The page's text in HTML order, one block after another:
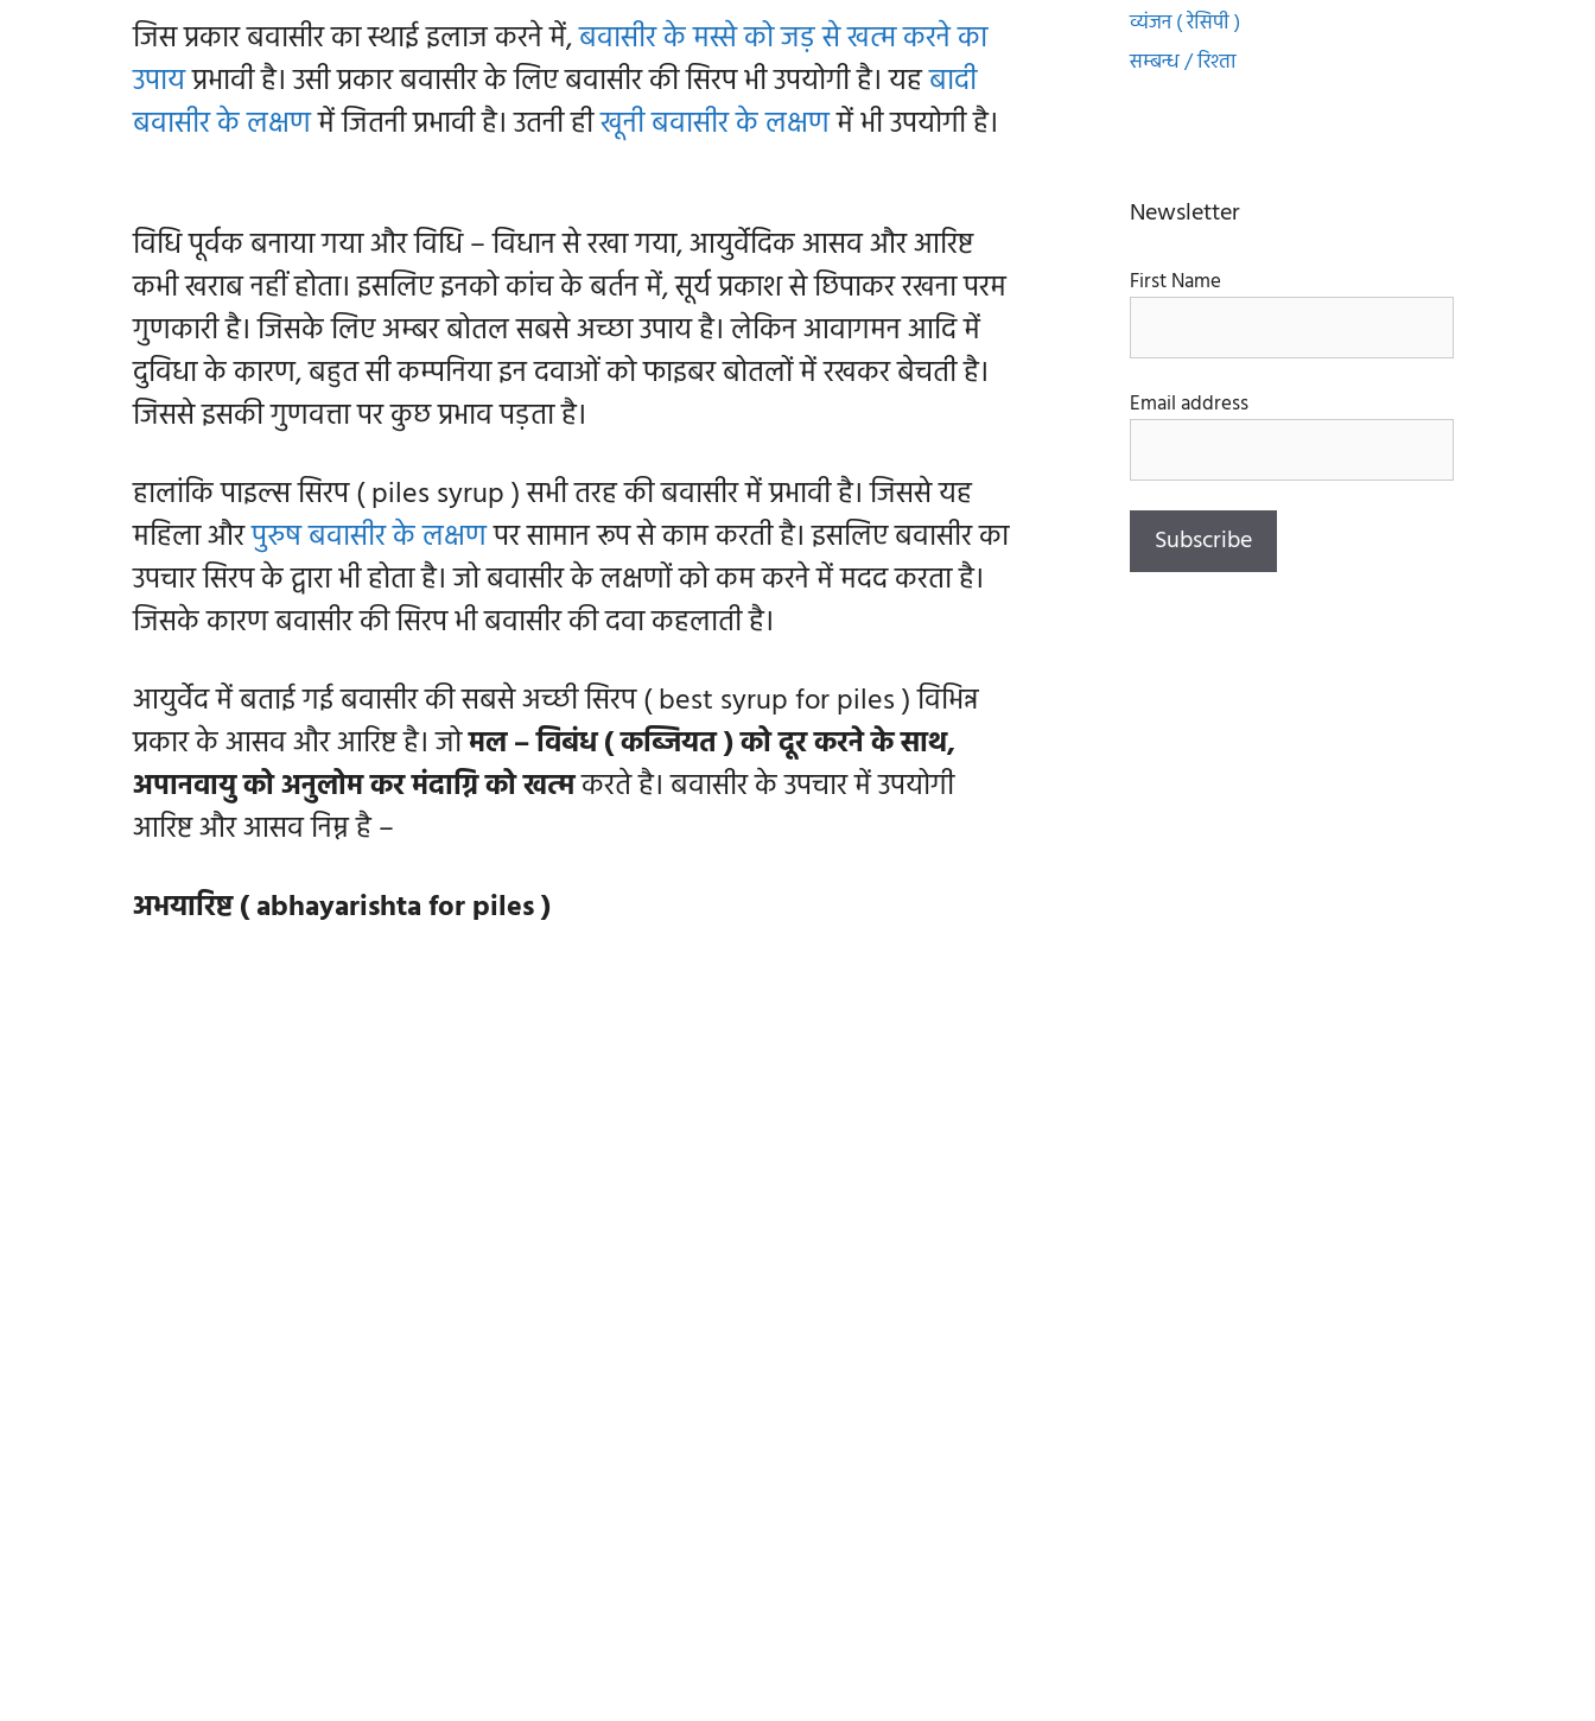
जिस प्रकार बवासीर का स्थाई इलाज करने में,बवासीर के मस्से को जड़ से खत्म करने का
उपायप्रभावी है। उसी प्रकार बवासीर के लिए बवासीर की सिरप भी उपयोगी है। यहबादी
बवासीर के लक्षणमें जितनी प्रभावी है। उतनी हीखूनी बवासीर के लक्षणमें भी उपयोगी है।
विधि पूर्वक बनाया गया और विधि – विधान से रखा गया, आयुर्वेदिक आसव और आरिष्ट
कभी खराब नहीं होता। इसलिए इनको कांच के बर्तन में, सूर्य प्रकाश से छिपाकर रखना परम
गुणकारी है। जिसके लिए अम्बर बोतल सबसे अच्छा उपाय है। लेकिन आवागमन आदि में
दुविधा के कारण, बहुत सी कम्पनिया इन दवाओं को फाइबर बोतलों में रखकर बेचती है।
जिससे इसकी गुणवत्ता पर कुछ प्रभाव पड़ता है।
हालांकि पाइल्स सिरप ( piles syrup ) सभी तरह की बवासीर में प्रभावी है। जिससे यह
महिला औरपुरुष बवासीर के लक्षणपर सामान रूप से काम करती है। इसलिए बवासीर का
उपचार सिरप के द्वारा भी होता है। जो बवासीर के लक्षणों को कम करने में मदद करता है।
जिसके कारण बवासीर की सिरप भी बवासीर की दवा कहलाती है।
आयुर्वेद में बताई गई बवासीर की सबसे अच्छी सिरप ( best syrup for piles ) विभिन्न
प्रकार के आसव और आरिष्ट है। जोमल – विबंध ( कब्जियत ) को दूर करने के साथ,
अपानवायु को अनुलोम कर मंदाग्नि को खत्मकरते है। बवासीर के उपचार में उपयोगी
आरिष्ट और आसव निम्न है –
अभयारिष्ट ( abhayarishta for piles )
व्यंजन ( रेसिपी )
सम्बन्ध / रिश्ता
Newsletter
First Name
Email address